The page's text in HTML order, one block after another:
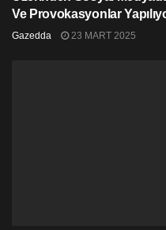
Ve Provokasyonlar
Gazedda 23 MART 2025